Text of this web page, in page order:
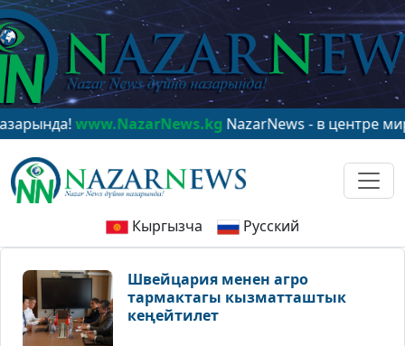
www.NazarNews.kgNazarNews - в центре
Кыргызча Русский
Швейцария менен агро
тармактагы кызматташтык
кеңейтилет